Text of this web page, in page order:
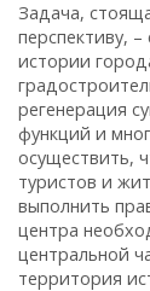
Задача,
перспективу,
истории
регенерация
функций и
осуществить,
туристов и
выполнить
центра
центральной
территория